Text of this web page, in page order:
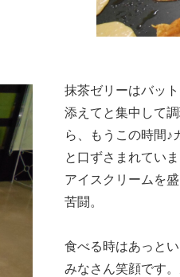
抹茶ゼリーはバッ
添えてと集中して
ら、もうこの時間♪
と口ずさまれてい
アイスクリームを
苦闘。
食べる時はあっと
みなさん笑顔です